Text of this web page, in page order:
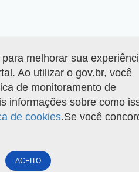
melhorar sua
Ao utilizar o gov.br, você
de monitoramento de
informações sobre como
de cookies.Se você
ACEITO